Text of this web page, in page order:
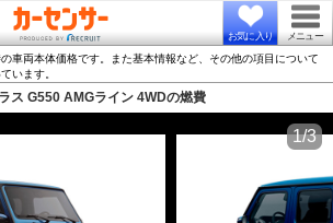
お気に入り メニュー
車両本体価格です。また基本情報など、その他の項目について
います。
ス G550 AMGライン 4WDの燃費
1/3